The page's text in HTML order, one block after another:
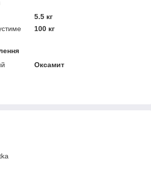
5.5 кг
100 кг
Оксамит